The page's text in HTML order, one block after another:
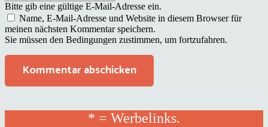
Bitte gib eine gültige E-Mail-Adresse ein.
Name, E-Mail-Adresse und Website in diesem Browser für
meinen nächsten Kommentar speichern.
Sie müssen den Bedingungen zustimmen, um fortzufahren.
Kommentar abschicken
* = Werbelinks.